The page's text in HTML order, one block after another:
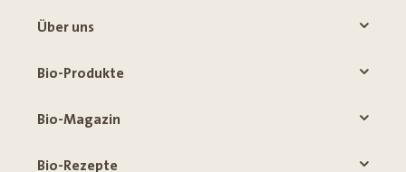
Über uns
Bio-Produkte
Bio-Magazin
Bio-Rezepte